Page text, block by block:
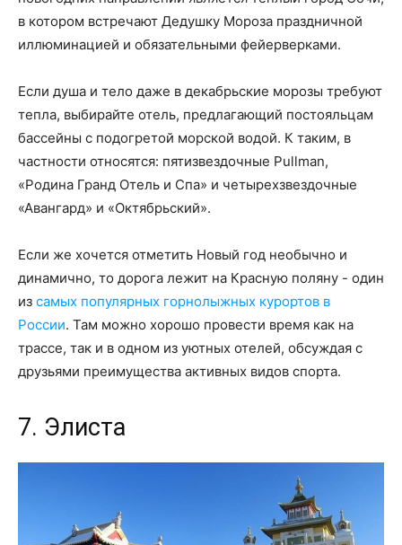
в котором встречают Дедушку Мороза праздничной
иллюминацией и обязательными фейерверками.
Если душа и тело даже в декабрьские морозы требуют
тепла, выбирайте отель, предлагающий постояльцам
бассейны с подогретой морской водой. К таким, в
частности относятся: пятизвездочные Pullman,
«Родина Гранд Отель и Спа» и четырехзвездочные
«Авангард» и «Октябрьский».
Если же хочется отметить Новый год необычно и
динамично, то дорога лежит на Красную поляну - один
из самых популярных горнолыжных курортов в
России. Там можно хорошо провести время как на
трассе, так и в одном из уютных отелей, обсуждая с
друзьями преимущества активных видов спорта.
7. Элиста